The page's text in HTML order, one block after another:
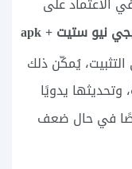
تحميل ببجي نيو ستيت apk +
يُمكّن ذلك
وتحديثها يدويًا
في حال ضعف